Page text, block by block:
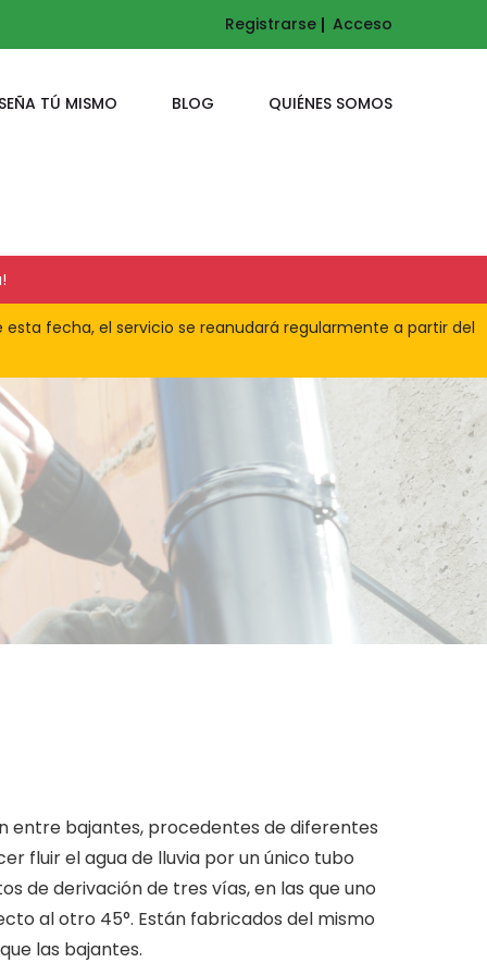
Registrarse Acceso
TÚ MISMO BLOG QUIÉNES SOMOS
fecha, el servicio se reanudará regularmente a partir del
entre bajantes, procedentes de diferentes
fluir el agua de lluvia por un único tubo
de derivación de tres vías, en las que uno
al otro 45°. Están fabricados del mismo
las bajantes.